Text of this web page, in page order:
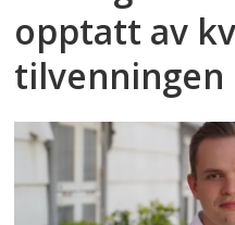
opptatt av
tilvenningen